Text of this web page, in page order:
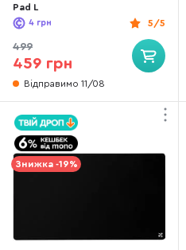
Pad L
5/5
4 грн
499
459 грн
Відправимо 11/08
Знижка -19%